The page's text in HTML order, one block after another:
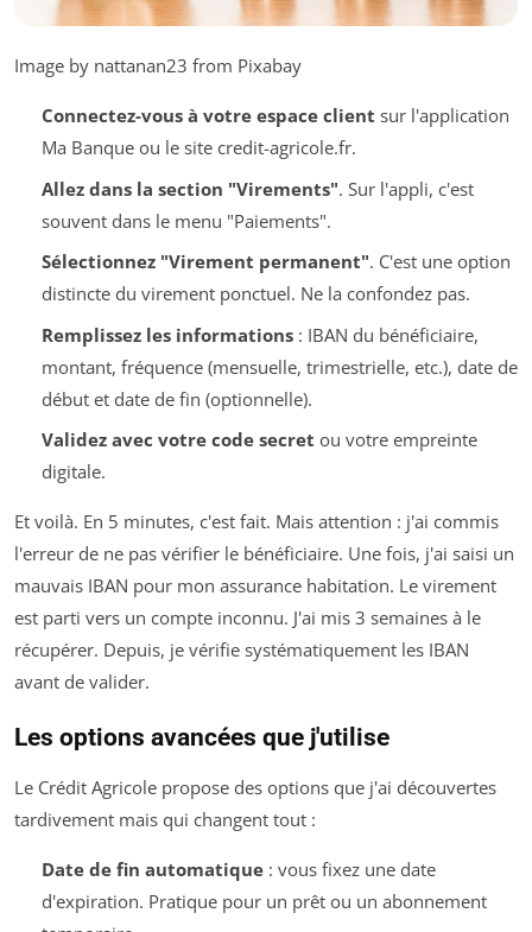
Image by nattanan23 from Pixabay
Connectez-vous à votre espace client sur l'application
Ma Banque ou le site credit-agricole.fr.
Allez dans la section "Virements". Sur l'appli, c'est
souvent dans le menu "Paiements".
Sélectionnez "Virement permanent". C'est une option
distincte du virement ponctuel. Ne la confondez pas.
Remplissez les informations: IBAN du bénéficiaire,
montant, fréquence (mensuelle, trimestrielle, etc.), date de
début et date de fin (optionnelle).
Validez avec votre code secret ou votre empreinte
digitale.
Et voilà. En 5 minutes, c'est fait. Mais attention : j'ai commis
l'erreur de ne pas vérifier le bénéficiaire. Une fois, j'ai saisi un
mauvais IBAN pour mon assurance habitation. Le virement
est parti vers un compte inconnu. J'ai mis 3 semaines à le
récupérer. Depuis, je vérifie systématiquement les IBAN
avant de valider.
Les options avancées que j'utilise
Le Crédit Agricole propose des options que j'ai découvertes
tardivement mais qui changent tout :
Date de fin automatique: vous fixez une date
d'expiration. Pratique pour un prêt ou un abonnement